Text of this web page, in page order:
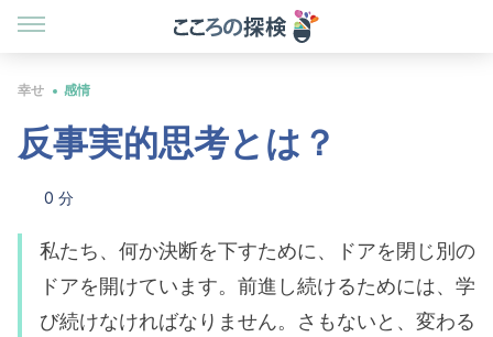
幸せ 感情
反事実的思考とは？
0 分
私たち、何か決断を下すために、ドアを閉じ別の
ドアを開けています。前進し続けるためには、学
び続けなければなりません。さもないと、変わる